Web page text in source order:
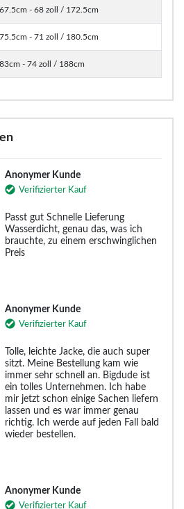
- 68 zoll / 172.5cm
- 71 zoll / 180.5cm
- 74 zoll / 188cm
Anonymer Kunde
Verifizierter Kauf
Passt gut Schnelle Lieferung
Wasserdicht, genau das, was ich
brauchte, zu einem erschwinglichen
Preis
Anonymer Kunde
Verifizierter Kauf
Tolle, leichte Jacke, die auch super
sitzt. Meine Bestellung kam wie
immer sehr schnell an. Bigdude ist
ein tolles Unternehmen. Ich habe
mir jetzt schon einige Sachen liefern
lassen und es war immer genau
richtig. Ich werde auf jeden Fall bald
wieder bestellen.
Anonymer Kunde
Verifizierter Kauf